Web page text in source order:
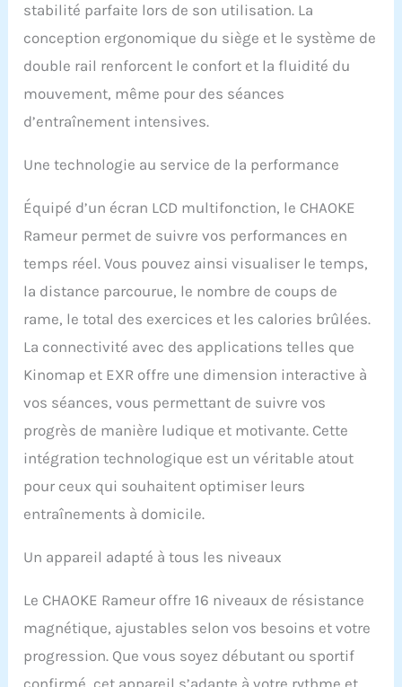
𝙄𝙉𝙏𝙀𝙇𝙇𝙄𝙂𝙀𝙈𝙈𝙀𝙉𝙏
𝙇𝙀𝙎 𝘼𝙋𝙋𝙇𝙄𝘾𝘼𝙏𝙄𝙊𝙉𝙎
𝘿𝙊𝙉𝙉𝙀́𝙀𝙎 : Les
rameurs CHAOKE
des applications comme
technologies
des possibilités
interactives directement
chez vous. Suivez vos
améliorez votre
expérience
des séances virtuelles
interactives, des
personnalisés.
𝙍𝘼𝙈𝙀𝙐𝙍
𝙎𝙄𝙇𝙀𝙉𝘾𝙄𝙀𝙐𝙓 𝙀𝙏
𝙎𝙏𝘼𝘽𝙇𝙀 : Le système de
volant d'inertie
magnétique amélioré et
permettent de ramer
déranger les autres
pendant votre
entraînement. La
conception à double rail
améliore la sécurité et la
stabilité parfaite lors de son utilisation. La
conception ergonomique du siège et le système de
double rail renforcent le confort et la fluidité du
mouvement, même pour des séances
d’entraînement intensives.
Une technologie au service de la performance
Équipé d’un écran LCD multifonction, le CHAOKE
Rameur permet de suivre vos performances en
temps réel. Vous pouvez ainsi visualiser le temps,
la distance parcourue, le nombre de coups de
rame, le total des exercices et les calories brûlées.
La connectivité avec des applications telles que
Kinomap et EXR offre une dimension interactive à
vos séances, vous permettant de suivre vos
progrès de manière ludique et motivante. Cette
intégration technologique est un véritable atout
pour ceux qui souhaitent optimiser leurs
entraînements à domicile.
Un appareil adapté à tous les niveaux
Le CHAOKE Rameur offre 16 niveaux de résistance
magnétique, ajustables selon vos besoins et votre
progression. Que vous soyez débutant ou sportif
confirmé, cet appareil s’adapte à votre rythme et